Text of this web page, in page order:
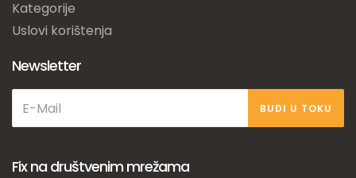
Kategorije
Uslovi korištenja
Newsletter
BUDI U TOKU
Fix na društvenim mrežama